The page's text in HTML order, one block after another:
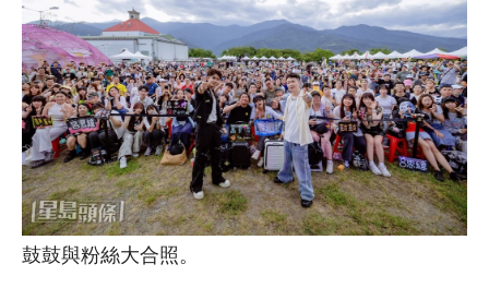
鼓鼓與粉絲大合照。